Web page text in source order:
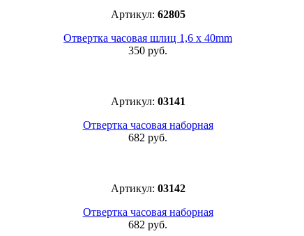
Артикул: 62805
Отвертка часовая шлиц 1,6 x 40mm
350 руб.
Артикул: 03141
Отвертка часовая наборная
682 руб.
Артикул: 03142
Отвертка часовая наборная
682 руб.